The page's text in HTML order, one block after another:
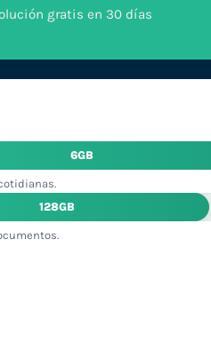
gratis en 30 días
6GB
128GB